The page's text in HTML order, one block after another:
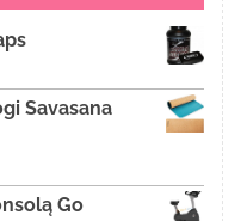
Savasana
Go